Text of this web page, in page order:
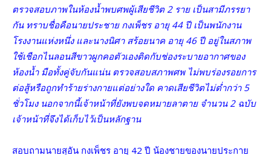
ตรวจสอบภาพในห้องน้ำพบศพผู้เสียชีวิต 2 ราย เป็นสามีภรรยา
กัน ทราบชื่อคือนายประชาย กงเพ็ชร อายุ 44 ปี เป็นพนักงาน
โรงงานแห่งหนึ่ง และนางนิศา สร้อยนาค อายุ 46 ปี อยู่ในสภาพ
ใช้เชือกไนลอนสีขาวผูกคอตัวเองติดกับช่องระบายอากาศของ
ห้องน้ำ มือทั้งคู่จับกันแน่น ตรวจสอบสภาพศพ ไม่พบร่องรอยการ
ต่อสู้หรือถูกทำร้ายร่างกายแต่อย่างใด คาดเสียชีวิตไม่ต่ำกว่า 5
ชั่วโมง นอกจากนี้เจ้าหน้าที่ยังพบจดหมายลาตาย จำนวน 2 ฉบับ
เจ้าหน้าที่จึงได้เก็บไว้เป็นหลักฐาน
สอบถามนายสุอัน กงเพ็ชร อายุ 42 ปี น้องชายของนายประกาย